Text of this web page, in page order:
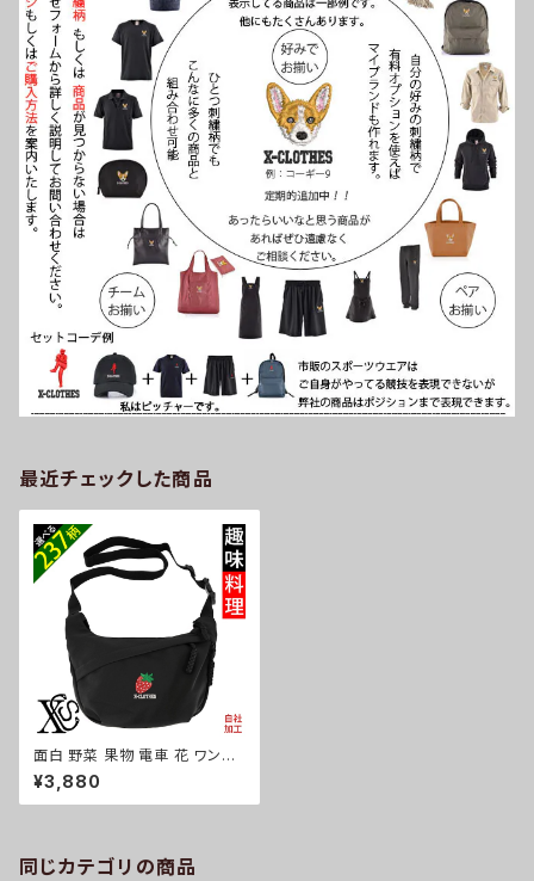
最近チェックした商品
面白 野菜 果物 電車 花 ワンポ
イント 刺繍 ショルダーバッグ レ
ディース メンズ 斜め掛け 雑貨
グッズ 自社ブランド 柄 クリスマ
¥3,880
同じカテゴリの商品